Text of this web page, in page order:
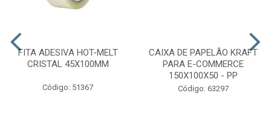
FITA ADESIVA HOT-MELT
CRISTAL 45X100MM
Código: 51367
CAIXA DE PAPELÃO KRAFT
PARA E-COMMERCE
150X100X50 - PP
Código: 63297